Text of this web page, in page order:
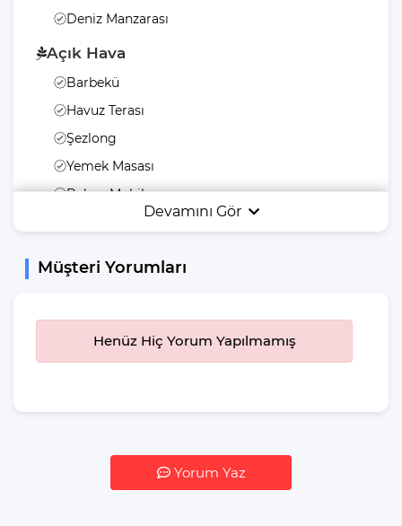
Deniz Manzarası
Açık Hava
Barbekü
Havuz Terası
Şezlong
Yemek Masası
Bahçe Mobilyası
Güneş Şemsiyesi
İstediğiniz Zaman
Su Isıtıcı(kettle)
Devamını Gör
Müşteri Yorumları
Henüz Hiç Yorum Yapılmamış
Yorum Yaz